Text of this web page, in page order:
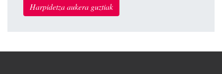
Harpidetza aukera guztiak